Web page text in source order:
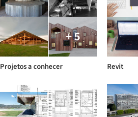
+ 5
Projetos a conhecer Revit